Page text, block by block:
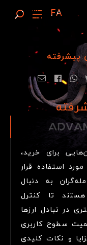
پیشرفته
ADVA
برای خرید،
استفاده قرار
به دنبال
هستند تا کنترل
در تبادل ارزها
سطوح کاربری
و نکات کلیدی